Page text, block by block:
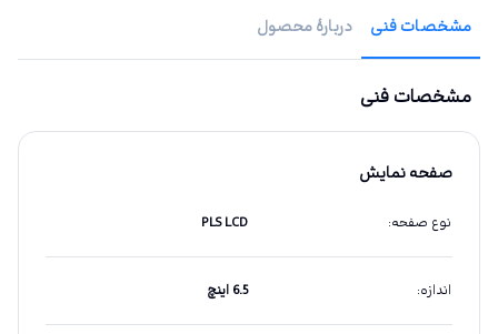
مشخصات فنی دربارهٔ محصول
مشخصات فنی
صفحه نمایش
نوع صفحه:
PLS LCD
اندازه: 6.5 اینچ